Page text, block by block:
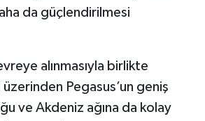
da güçlendirilmesi
alınmasıyla birlikte
Pegasus’un geniş
ve Akdeniz ağına da kolay